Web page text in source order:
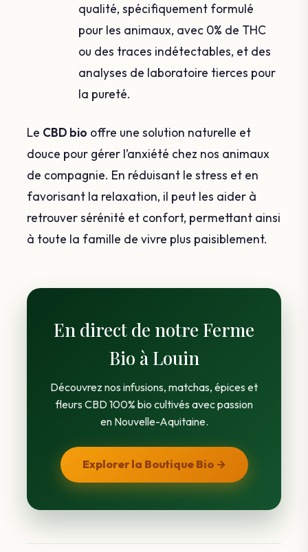
qualité, spécifiquement formulé
pour les animaux, avec 0% de THC
ou des traces indétectables, et des
analyses de laboratoire tierces pour
la pureté.
Le CBD bio offre une solution naturelle et
douce pour gérer l’anxiété chez nos animaux
de compagnie. En réduisant le stress et en
favorisant la relaxation, il peut les aider à
retrouver sérénité et confort, permettant ainsi
à toute la famille de vivre plus paisiblement.
En direct de notre Ferme
Bio à Louin
Découvrez nos infusions, matchas, épices et
fleurs CBD 100% bio cultivés avec passion
en Nouvelle-Aquitaine.
Explorer la Boutique Bio →